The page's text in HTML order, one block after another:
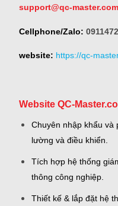
support@qc-master.com
Cellphone/Zalo:
website: https://qc-
Website QC-
Chuyên nhập khẩu và
lường và điều khiển.
Tích hợp hệ thống
thông công nghiệp.
Thiết kế & lắp đặt hệ